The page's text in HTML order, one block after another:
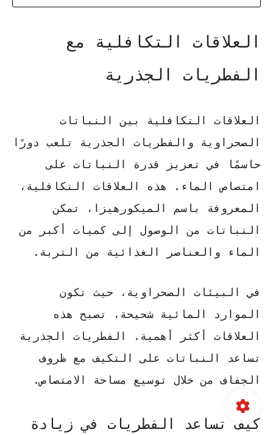
العلاقات التكافلية مع
الفطريات الجذرية
العلاقات التكافلية بين النباتات
الصحراوية والفطريات الجذرية تلعب دورًا
حاسمًا في تعزيز قدرة النباتات على
امتصاص الماء. هذه العلاقات التكافلية،
المعروفة باسم الميكورهيزا، تمكن
النباتات من الوصول إلى كميات أكبر من
الماء والعناصر الغذائية من التربة.
في البيئات الصحراوية، حيث تكون
الموارد المائية شحيحة، تصبح هذه
العلاقات أكثر أهمية. الفطريات الجذرية
تساعد النباتات على التكيف مع ظروف
الجفاف من خلال توسيع مساحة الامتصاص.
كيف تساعد الفطريات في زيادة